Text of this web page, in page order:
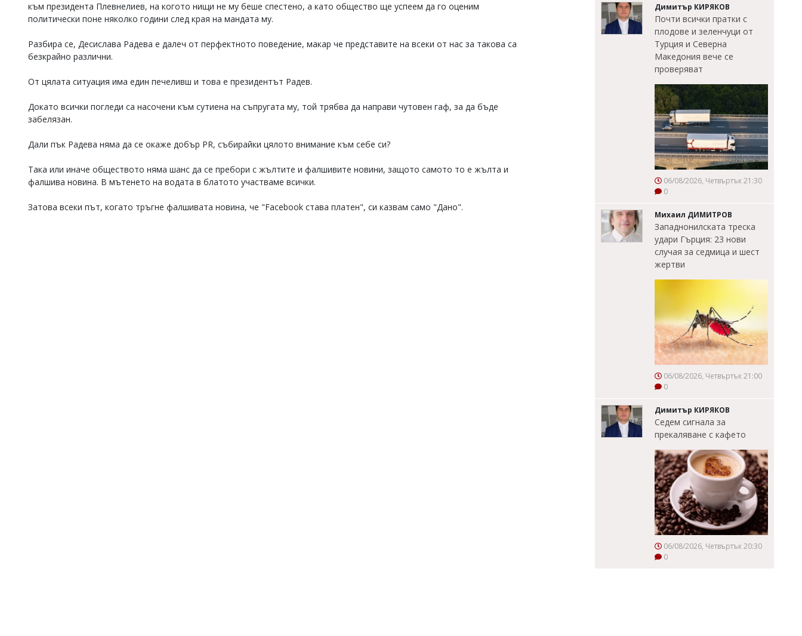
към президента Плевнелиев, на когото нищи не му беше спестено, а като общество ще успеем да го оценим
политически поне няколко години след края на мандата му.
Разбира се, Десислава Радева е далеч от перфектното поведение, макар че представите на всеки от нас за такова са
безкрайно различни.
От цялата ситуация има един печеливш и това е президентът Радев.
Докато всички погледи са насочени към сутиена на съпругата му, той трябва да направи чутовен гаф, за да бъде
забелязан.
Дали пък Радева няма да се окаже добър PR, събирайки цялото внимание към себе си?
Така или иначе обществото няма шанс да се пребори с жълтите и фалшивите новини, защото самото то е жълта и
фалшива новина. В мътенето на водата в блатото участваме всички.
Затова всеки път, когато тръгне фалшивата новина, че "Facebook става платен", си казвам само "Дано".
Димитър КИРЯКОВ
Почти всички пратки с
плодове и зеленчуци от
Турция и Северна
Македония вече се
проверяват
06/08/2026, Четвъртък 21:30
0
Михаил ДИМИТРОВ
Западнонилската треска
удари Гърция: 23 нови
случая за седмица и шест
жертви
06/08/2026, Четвъртък 21:00
0
Димитър КИРЯКОВ
Седем сигнала за
прекаляване с кафето
06/08/2026, Четвъртък 20:30
0